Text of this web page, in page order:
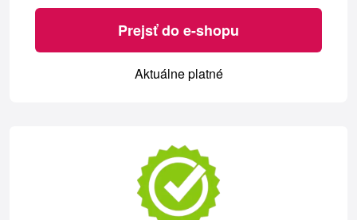
Prejsť do e-shopu
Aktuálne platné